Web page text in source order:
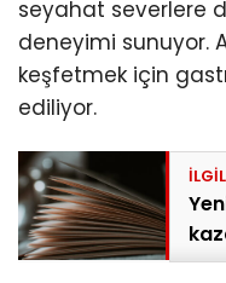
seyahat severlere
deneyimi sunuyor.
keşfetmek için
ediliyor.